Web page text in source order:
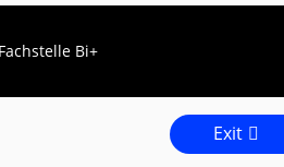
Exit
Bi+